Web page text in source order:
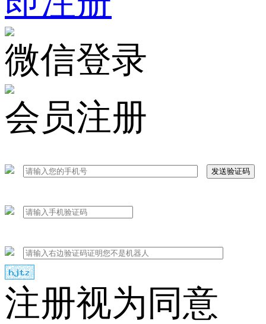
微信登录
会员注册
发送验证码
注册视为同意